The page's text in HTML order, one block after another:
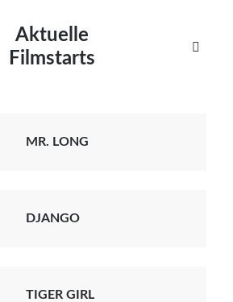
Aktuelle
Filmstarts

MR. LONG
DJANGO
TIGER GIRL